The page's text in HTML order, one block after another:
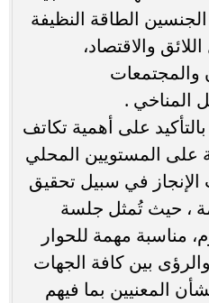
الطاقة النظيفة
والاقتصاد،
والمجتمعات
المناخي .
على أهمية تكاتف
على المستويين المحلي
الإنجاز في سبيل تحقيق
، حيث تُمثل جلسة
مناسبة مهمة للحوار
بين كافة الجهات
المعنيين بما فيهم